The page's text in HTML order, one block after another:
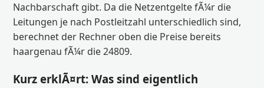
Nachbarschaft gibt. Da die Netzentgelte fÃ¼r die
Leitungen je nach Postleitzahl unterschiedlich sind,
berechnet der Rechner oben die Preise bereits
haargenau fÃ¼r die 24809.
Kurz erklÃ¤rt: Was sind eigentlich